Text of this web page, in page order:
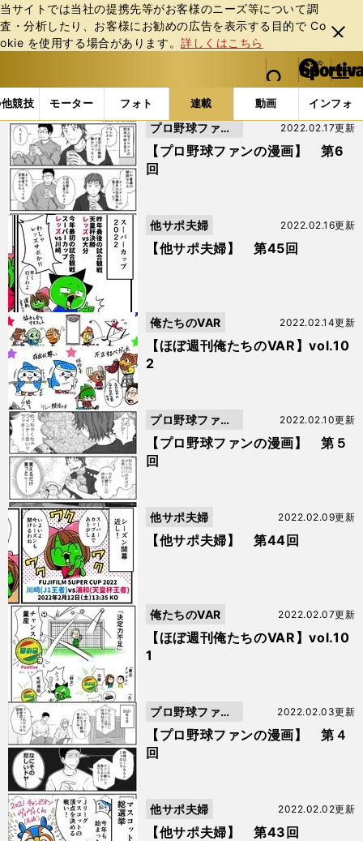
当サイトでは当社の提携先等がお客様のニーズ等について調
査・分析したり、お客様にお勧めの広告を表⽰する⽬的で Co
okie を使⽤する場合があります。詳しくはこちら
閉じ
る
web Sportiva (webスポルティーバ)
検索
マイペ
ー
ジ
メニュ
競技 モーター フォト 連載 動画 インフォ
b
ス
ポ
ル
テ
ィ
ー
バ
連載コラム スポマン！ (23ページ目)
【プロ野球ファンの漫画】 第6
回
2022.02.17更新
プロ野球ファン
の漫画
【他サポ夫婦】 第45回
2022.02.16更新
他サポ夫婦
【ほぼ週刊俺たちのVAR】vol.10
2
2022.02.14更新
俺たちのVAR
【プロ野球ファンの漫画】 第５
回
2022.02.10更新
プロ野球ファン
の漫画
【他サポ夫婦】 第44回
2022.02.09更新
他サポ夫婦
【ほぼ週刊俺たちのVAR】vol.10
1
2022.02.07更新
俺たちのVAR
【プロ野球ファンの漫画】 第４
回
2022.02.03更新
プロ野球ファン
の漫画
【他サポ夫婦】 第43回
2022.02.02更新
他サポ夫婦